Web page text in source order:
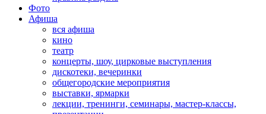
Фото
Афиша
вся афиша
кино
театр
концерты, шоу, цирковые выступления
дискотеки, вечеринки
общегородские мероприятия
выставки, ярмарки
лекции, тренинги, семинары, мастер-классы,